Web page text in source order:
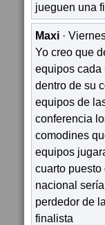
jueguen una
Maxi ·
Yo creo que
equipos cada
dentro de su
equipos de
conferencia
comodines
equipos
cuarto
nacional
perdedor de
finalista